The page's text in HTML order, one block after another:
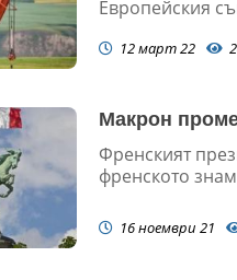
Европейския
12 март 22
Макрон
Френският
френското
16 ноември 21